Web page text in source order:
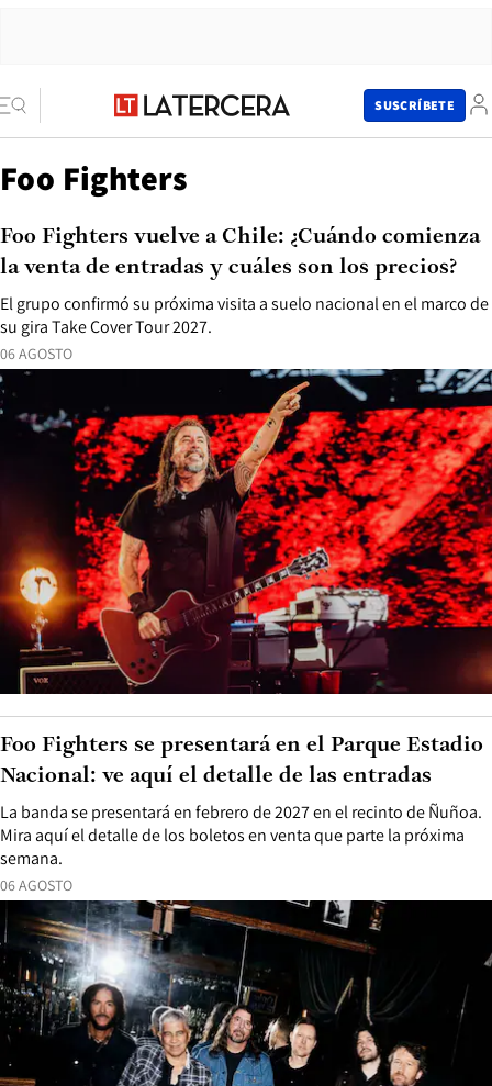
SUSCRÍBETE
Foo Fighters
06 AGOSTO
El grupo confirmó su próxima visita a suelo nacional en el marco de
su gira Take Cover Tour 2027.
Foo Fighters vuelve a Chile: ¿Cuándo comienza
la venta de entradas y cuáles son los precios?
06 AGOSTO
La banda se presentará en febrero de 2027 en el recinto de Ñuñoa.
Mira aquí el detalle de los boletos en venta que parte la próxima
semana.
Foo Fighters se presentará en el Parque Estadio
Nacional: ve aquí el detalle de las entradas